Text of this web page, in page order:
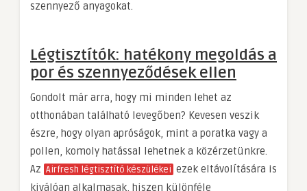
szennyező anyagokat.
Légtisztítók: hatékony megoldás a
por és szennyeződések ellen
Gondolt már arra, hogy mi minden lehet az
otthonában található levegőben? Kevesen veszik
észre, hogy olyan apróságok, mint a poratka vagy a
pollen, komoly hatással lehetnek a közérzetünkre.
Az Airfresh légtisztító készülékei ezek eltávolítására is
kiválóan alkalmasak, hiszen különféle